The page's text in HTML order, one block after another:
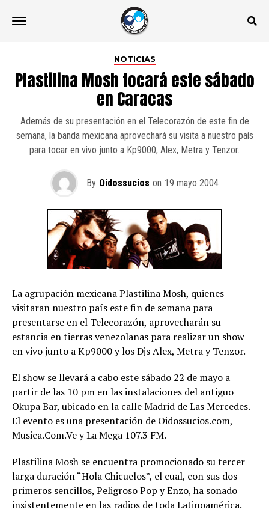
NOTICIAS
Plastilina Mosh tocará este sábado
en Caracas
Además de su presentación en el Telecorazón de este fin de
semana, la banda mexicana aprovechará su visita a nuestro país
para tocar en vivo junto a Kp9000, Alex, Metra y Tenzor.
By Oidossucios on 19 mayo 2004
La agrupación mexicana Plastilina Mosh, quienes
visitaran nuestro país este fin de semana para
presentarse en el Telecorazón, aprovecharán su
estancia en tierras venezolanas para realizar un show
en vivo junto a Kp9000 y los Djs Alex, Metra y Tenzor.
El show se llevará a cabo este sábado 22 de mayo a
partir de las 10 pm en las instalaciones del antiguo
Okupa Bar, ubicado en la calle Madrid de Las Mercedes.
El evento es una presentación de Oidossucios.com,
Musica.Com.Ve y La Mega 107.3 FM.
Plastilina Mosh se encuentra promocionado su tercer
larga duración “Hola Chicuelos”, el cual, con sus dos
primeros sencillos, Peligroso Pop y Enzo, ha sonado
insistentemente en las radios de toda Latinoamérica.